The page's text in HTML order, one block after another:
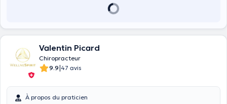
Valentin Picard
Chiropracteur
9.9|47 avis
À propos du praticien